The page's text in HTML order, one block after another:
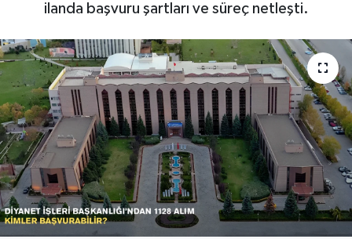
ilanda başvuru şartları ve süreç netleşti.
Gündem
Magazin
Sağlık
Siyaset
Spor
Türkiye